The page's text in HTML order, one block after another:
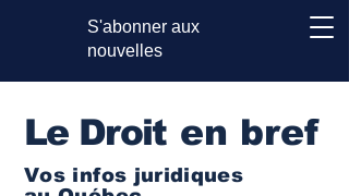
S'abonner aux
nouvelles
Le Droit en bref
Vos infos juridiques